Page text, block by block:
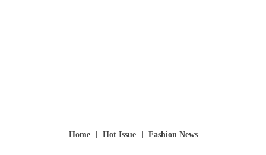
Home Hot Issue Fashion News